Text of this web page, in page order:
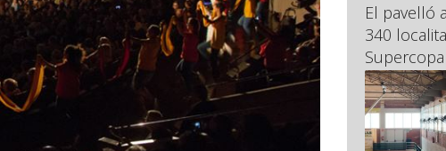
El pavelló
340